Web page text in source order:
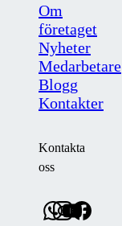
Om
företaget
Nyheter
Medarbetare
Blogg
Kontakter
Kontakta
oss